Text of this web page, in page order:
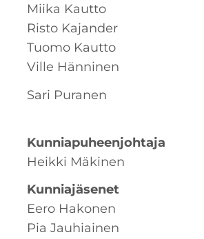
Miika Kautto
Risto Kajander
Tuomo Kautto
Ville Hänninen
Sari Puranen
Kunniapuheenjohtaja
Heikki Mäkinen​
Kunniajäsenet
Eero Hakonen
Pia Jauhiainen